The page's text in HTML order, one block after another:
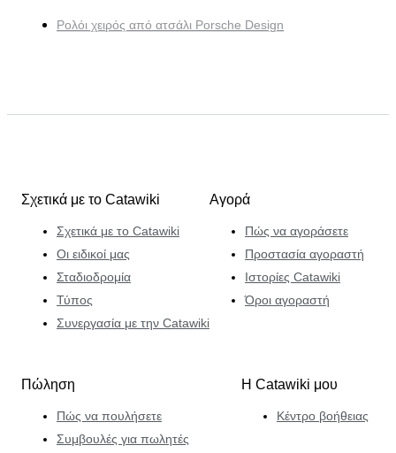
Ρολόι χειρός από ατσάλι Porsche Design
Σχετικά με το Catawiki
Σχετικά με το Catawiki
Οι ειδικοί μας
Σταδιοδρομία
Τύπος
Συνεργασία με την Catawiki
Αγορά
Πώς να αγοράσετε
Προστασία αγοραστή
Ιστορίες Catawiki
Όροι αγοραστή
Πώληση
Πώς να πουλήσετε
Συμβουλές για πωλητές
Η Catawiki μου
Κέντρο βοήθειας